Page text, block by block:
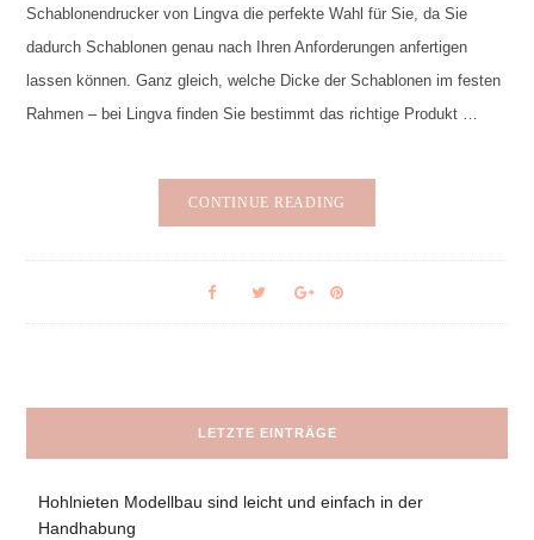
Schablonendrucker von Lingva die perfekte Wahl für Sie, da Sie
dadurch Schablonen genau nach Ihren Anforderungen anfertigen
lassen können. Ganz gleich, welche Dicke der Schablonen im festen
Rahmen – bei Lingva finden Sie bestimmt das richtige Produkt …
CONTINUE READING
LETZTE EINTRÄGE
Hohlnieten Modellbau sind leicht und einfach in der
Handhabung